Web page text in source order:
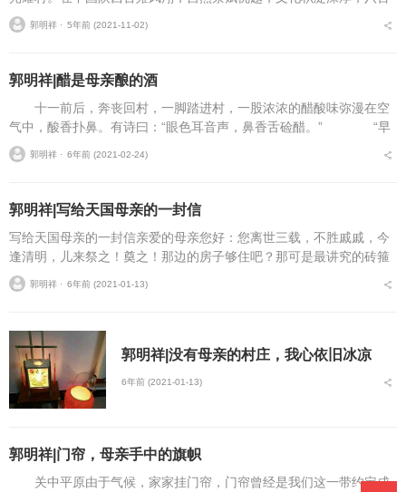
里秦川，地势平缓，钟灵毓秀。 ...
郭明祥 ⋅ 5年前 (2021-11-02)
郭明祥|醋是母亲酿的酒
十一前后，奔丧回村，一脚踏进村，一股浓浓的醋酸味弥漫在空
气中，酸香扑鼻。有诗曰：“眼色耳音声，鼻香舌硷醋。” “早
晨开门七件事，柴米油盐酱醋茶！”记得小时候家家做醋，后来做醋工
艺麻烦费工，好...
郭明祥 ⋅ 6年前 (2021-02-24)
郭明祥|写给天国母亲的一封信
写给天国母亲的一封信亲爱的母亲您好：您离世三载，不胜戚戚，今
逢清明，儿来祭之！奠之！那边的房子够住吧？那可是最讲究的砖箍
坟。春天花开，你俩出来走走，嫌西边灵山远，就去东边周公庙逛
逛。夏天就呆新居里少...
郭明祥 ⋅ 6年前 (2021-01-13)
郭明祥|没有母亲的村庄，我心依旧冰凉
6年前 (2021-01-13)
郭明祥|门帘，母亲手中的旗帜
关中平原由于气候，家家挂门帘，门帘曾经是我们这一带约定成